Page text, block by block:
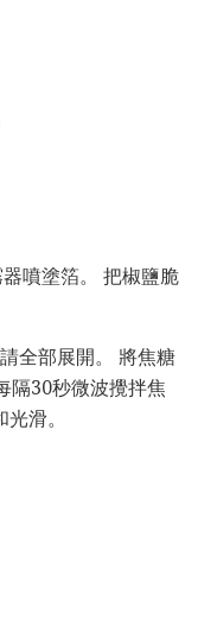
噴塗箔。 把椒鹽脆
全部展開。 將焦糖
隔30秒微波攪拌焦
滑。